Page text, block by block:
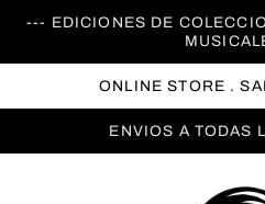
directamente
--- EDICIONES DE
ONLINE STORE .
ENVIOS A TODAS